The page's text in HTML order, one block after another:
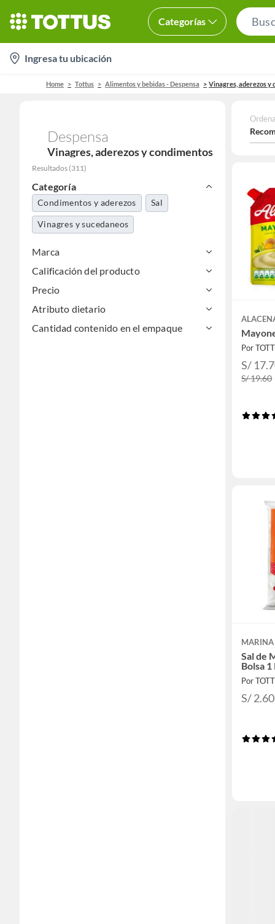
Categorías
location-
icon
Ingresa tu ubicación
Home Tottus Alimentos y bebidas - Despensa Vinagres, aderezos y
Despensa
Vinagres, aderezos y condimentos
Resultados (311)
Categoría
Condimentos y aderezos Sal
Vinagres y sucedaneos
Marca
Calificación del producto
Precio
Atributo dietario
Cantidad contenido en el empaque
Por
S/
S/ 19.60
MARINA
Sal de
Bolsa 1
Por
S/ 2.60